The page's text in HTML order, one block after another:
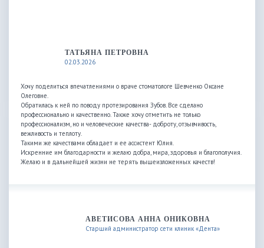
ТАТЬЯНА ПЕТРОВНА
02.03.2026
Хочу поделиться впечатлениями о враче стоматологе Шевченко Оксане
Олеговне.
Обратилась к ней по поводу протезирования Зубов. Все сделано
профессионально и качественно. Также хочу отметить не только
профессионализм, но и человеческие качества- доброту, отзывчивость,
вежливость и теплоту.
Такими же качествами обладает и ее ассистент Юлия.
Искренние им благодарности и желаю добра, мира, здоровья и благополучия.
Желаю и в дальнейшей жизни не терять вышеизложенных качеств!
АВЕТИСОВА АННА ОНИКОВНА
Старший администратор сети клиник «Дента»